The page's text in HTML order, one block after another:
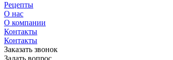
Рецепты
О нас
О компании
Контакты
Контакты
Заказать звонок
Задать вопрос